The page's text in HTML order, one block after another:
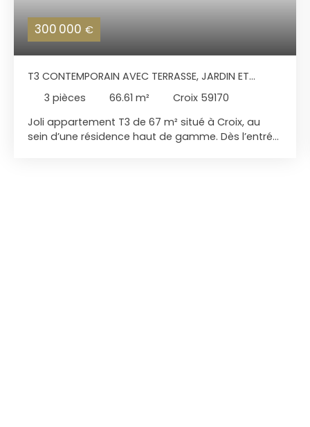
300 000 €
T3 CONTEMPORAIN AVEC TERRASSE, JARDIN ET
PRESTATIONS PREMIUM À CROIX
3 pièces 66.61 m²
Croix 59170
Joli appartement T3 de 67 m² situé à Croix, au
sein d’une résidence haut de gamme. Dès l’entrée,